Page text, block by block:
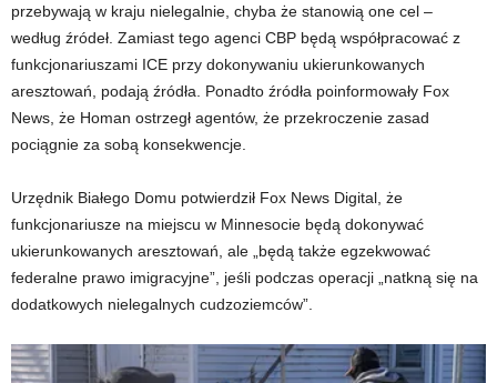
przebywają w kraju nielegalnie, chyba że stanowią one cel –
według źródeł. Zamiast tego agenci CBP będą współpracować z
funkcjonariuszami ICE przy dokonywaniu ukierunkowanych
aresztowań, podają źródła. Ponadto źródła poinformowały Fox
News, że Homan ostrzegł agentów, że przekroczenie zasad
pociągnie za sobą konsekwencje.
Urzędnik Białego Domu potwierdził Fox News Digital, że
funkcjonariusze na miejscu w Minnesocie będą dokonywać
ukierunkowanych aresztowań, ale „będą także egzekwować
federalne prawo imigracyjne”, jeśli podczas operacji „natkną się na
dodatkowych nielegalnych cudzoziemców”.